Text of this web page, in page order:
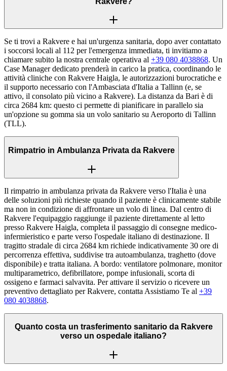
Se ti trovi a Rakvere e hai un'urgenza sanitaria, dopo aver contattato
i soccorsi locali al 112 per l'emergenza immediata, ti invitiamo a
chiamare subito la nostra centrale operativa al +39 080 4038868. Un
Case Manager dedicato prenderà in carico la pratica, coordinando le
attività cliniche con Rakvere Haigla, le autorizzazioni burocratiche e
il supporto necessario con l'Ambasciata d'Italia a Tallinn (e, se
attivo, il consolato più vicino a Rakvere). La distanza da Bari è di
circa 2684 km: questo ci permette di pianificare in parallelo sia
un'opzione su gomma sia un volo sanitario su Aeroporto di Tallinn
(TLL).
Rimpatrio in Ambulanza Privata da Rakvere
Il rimpatrio in ambulanza privata da Rakvere verso l'Italia è una
delle soluzioni più richieste quando il paziente è clinicamente stabile
ma non in condizione di affrontare un volo di linea. Dal centro di
Rakvere l'equipaggio raggiunge il paziente direttamente al letto
presso Rakvere Haigla, completa il passaggio di consegne medico-
infermieristico e parte verso l'ospedale italiano di destinazione. Il
tragitto stradale di circa 2684 km richiede indicativamente 30 ore di
percorrenza effettiva, suddivise tra autoambulanza, traghetto (dove
disponibile) e tratta italiana. A bordo: ventilatore polmonare, monitor
multiparametrico, defibrillatore, pompe infusionali, scorta di
ossigeno e farmaci salvavita. Per attivare il servizio o ricevere un
preventivo dettagliato per Rakvere, contatta Assistiamo Te al +39
080 4038868.
Quanto costa un trasferimento sanitario da Rakvere
verso un ospedale italiano?